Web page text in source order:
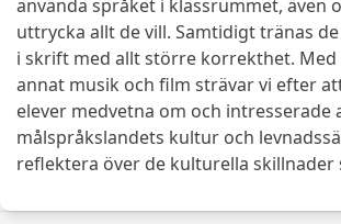
använda språket i klassrummet, även
uttrycka allt de vill. Samtidigt tränas
i skrift med allt större korrekthet. Med
annat musik och film strävar vi efter
elever medvetna om och intresserade
målspråkslandets kultur och
reflektera över de kulturella skillnader